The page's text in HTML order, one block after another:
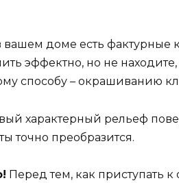
вашем доме есть фактурные
эффектно, но не
способу – окрашиванию
характерный рельеф
точно преобразится.
Перед тем, как приступать